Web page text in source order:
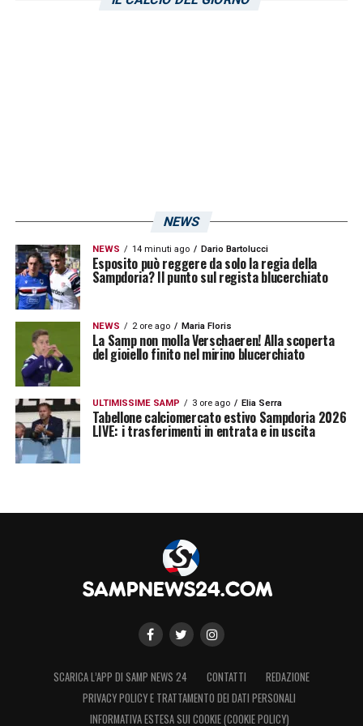
NEWS
NEWS 14 minuti ago Dario Bartolucci
Esposito può reggere da solo la regia della
Sampdoria? Il punto sul regista blucerchiato
NEWS 2 ore ago Maria Floris
La Samp non molla Verschaeren! Alla scoperta
del gioiello finito nel mirino blucerchiato
ULTIMISSIME SAMP 3 ore ago Elia Serra
Tabellone calciomercato estivo Sampdoria 2026
LIVE: i trasferimenti in entrata e in uscita
SCARICA L’APP DI SAMP NEWS 24 CONTATTI
REDAZIONE
PRIVACY POLICY E TRATTAMENTO DEI DATI PERSONALI
INFORMATIVA ESTESA SUI COOKIE (COOKIE POLICY)